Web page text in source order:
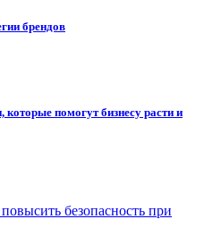
брендов
помогут бизнесу расти и
безопасность при